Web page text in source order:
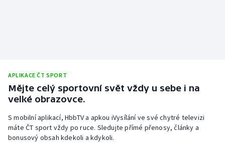
APLIKACE ČT SPORT
Mějte celý sportovní svět vždy u sebe i na
velké obrazovce.
S mobilní aplikací, HbbTV a apkou iVysílání ve své chytré televizi
máte ČT sport vždy po ruce. Sledujte přímé přenosy, články a
bonusový obsah kdekoli a kdykoli.